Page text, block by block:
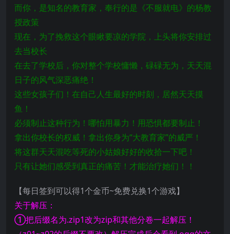
而你，是知名的教育家，奉行的是《不服就电》的杨教
授政策
现在，为了挽救这个眼瞅要凉的学院，上头将你安排过
去当校长
在去了学校后，你对整个学校慵懒，碌碌无为，天天混
日子的风气深恶痛绝！
这些女孩子们！在自己人生最好的时刻，居然天天摸
鱼！
必须制止这种行为！哪怕用暴力！用恐惧都要制止！
拿出你校长的权威！拿出你身为“大教育家”的威严！
将这群天天混吃等死的小姑娘好好的收拾一下吧！
只有让她们感受到真正的痛苦！才能治疗她们！！
【每日签到可以得1个金币~免费兑换1个游戏】
关于解压：
①把后缀名为.zip1改为zip和其他分卷一起解压！